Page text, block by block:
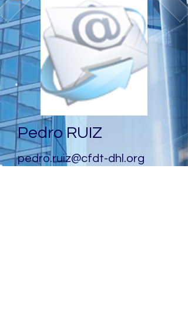
Pedro RUIZ
pedro.ruiz@cfdt-dhl.org